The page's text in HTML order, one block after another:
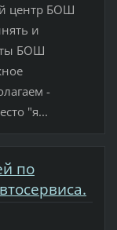
центр БОШ
и
БОШ
-
"я...
по